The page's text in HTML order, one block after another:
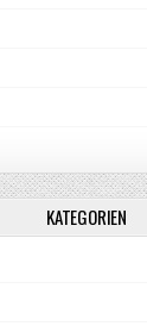
KATEGORIEN